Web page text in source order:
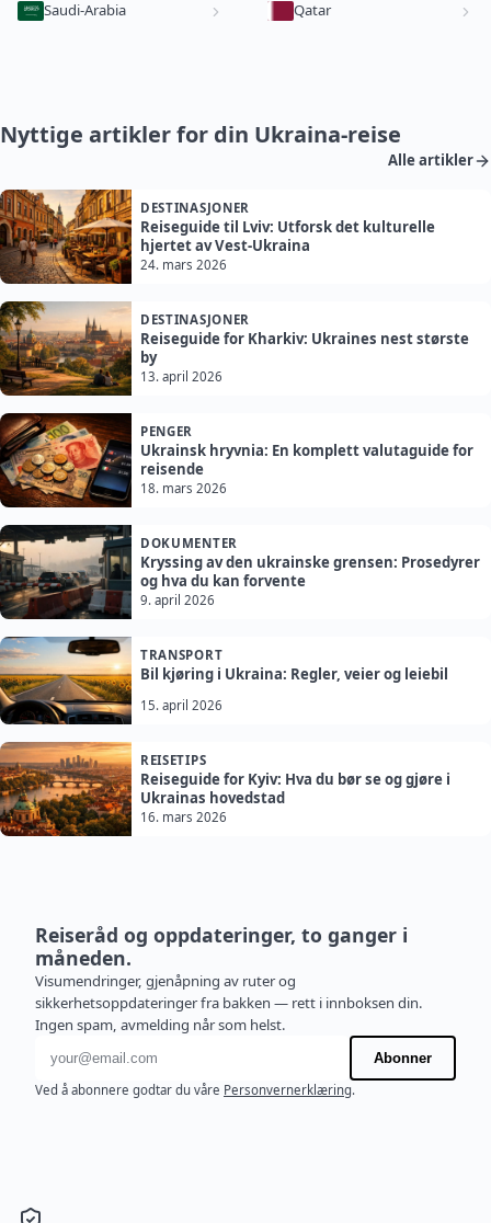
Saudi-Arabia Qatar
Nyttige artikler for din Ukraina-reise
Alle artikler
DESTINASJONER
Reiseguide til Lviv: Utforsk det kulturelle
hjertet av Vest-Ukraina
24. mars 2026
DESTINASJONER
Reiseguide for Kharkiv: Ukraines nest største
by
13. april 2026
PENGER
Ukrainsk hryvnia: En komplett valutaguide for
reisende
18. mars 2026
DOKUMENTER
Kryssing av den ukrainske grensen: Prosedyrer
og hva du kan forvente
9. april 2026
TRANSPORT
Bil kjøring i Ukraina: Regler, veier og leiebil
15. april 2026
REISETIPS
Reiseguide for Kyiv: Hva du bør se og gjøre i
Ukrainas hovedstad
16. mars 2026
Reiseråd og oppdateringer, to ganger i
måneden.
Visumendringer, gjenåpning av ruter og
sikkerhetsoppdateringer fra bakken — rett i innboksen din.
Ingen spam, avmelding når som helst.
E-postadresse
Abonner
Ved å abonnere godtar du våre Personvernerklæring.